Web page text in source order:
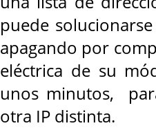
puede
apagando por
eléctrica de su
unos minutos,
otra IP distinta.